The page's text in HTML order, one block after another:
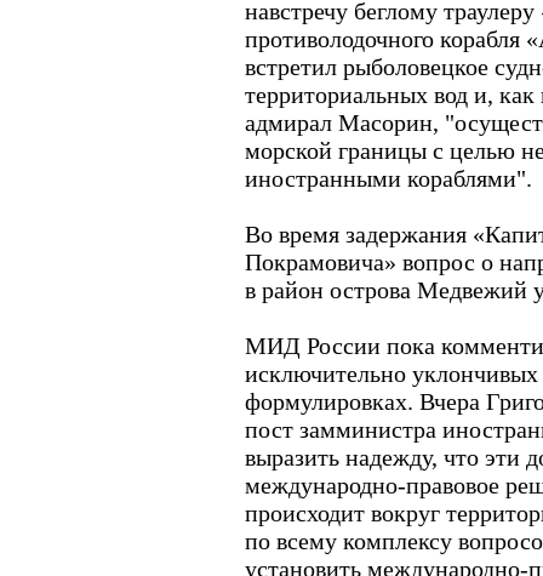
навстречу беглому
противолодочного корабля
встретил рыболовецкое
территориальных вод и,
адмирал Масорин,
морской границы с целью
иностранными кораблями".
Во время задержания
Покрамовича» вопрос о
в район острова Медвежий
МИД России пока
исключительно
формулировках. Вчера
пост замминистра
выразить надежду, что эти
международно-правовое
происходит вокруг
по всему комплексу
установить международно-